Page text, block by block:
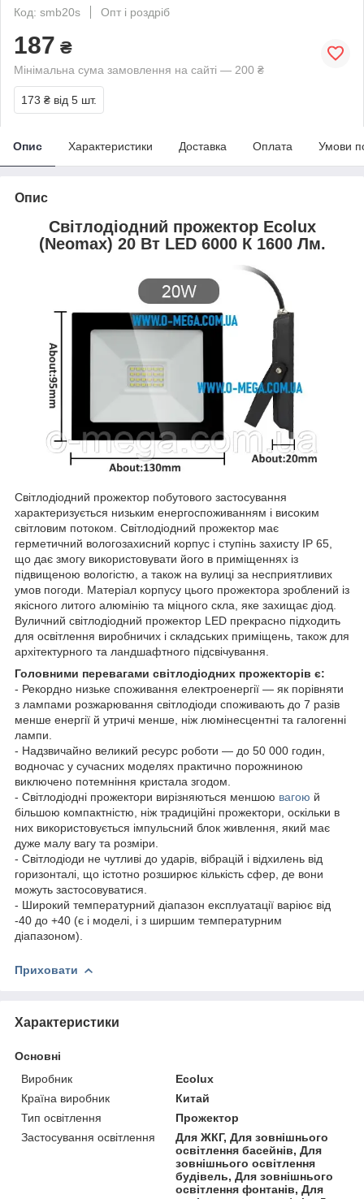
Код: smb20s
Опт і роздріб
187 ₴
Мінімальна сума замовлення на сайті — 200 ₴
173 ₴ від 5 шт.
Опис Характеристики Доставка Оплата Умови
Опис
Світлодіодний прожектор Ecolux
(Neomax) 20 Вт LED 6000 К 1600 Лм.
Світлодіодний прожектор побутового застосування
характеризується низьким енергоспоживанням і високим
світловим потоком. Світлодіодний прожектор має
герметичний вологозахисний корпус і ступінь захисту IP 65,
що дає змогу використовувати його в приміщеннях із
підвищеною вологістю, а також на вулиці за несприятливих
умов погоди. Матеріал корпусу цього прожектора зроблений із
якісного литого алюмінію та міцного скла, яке захищає діод.
Вуличний світлодіодний прожектор LED прекрасно підходить
для освітлення виробничих і складських приміщень, також для
архітектурного та ландшафтного підсвічування.
Головними перевагами світлодіодних прожекторів є:
- Рекордно низьке споживання електроенергії — як порівняти
з лампами розжарювання світлодіоди споживають до 7 разів
менше енергії й утричі менше, ніж люмінесцентні та галогенні
лампи.
- Надзвичайно великий ресурс роботи — до 50 000 годин,
водночас у сучасних моделях практично порожниною
виключено потемніння кристала згодом.
- Світлодіодні прожектори вирізняються меншою вагою й
більшою компактністю, ніж традиційні прожектори, оскільки в
них використовується імпульсний блок живлення, який має
дуже малу вагу та розміри.
- Світлодіоди не чутливі до ударів, вібрацій і відхилень від
горизонталі, що істотно розширює кількість сфер, де вони
можуть застосовуватися.
- Широкий температурний діапазон експлуатації варіює від
-40 до +40 (є і моделі, і з ширшим температурним
діапазоном).
Приховати
Характеристики
Основні
Виробник
Ecolux
Країна виробник
Китай
Тип освітлення
Прожектор
Застосування освітлення
Для ЖКГ, Для зовнішнього
освітлення басейнів, Для
зовнішнього освітлення
будівель, Для зовнішнього
освітлення фонтанів, Для